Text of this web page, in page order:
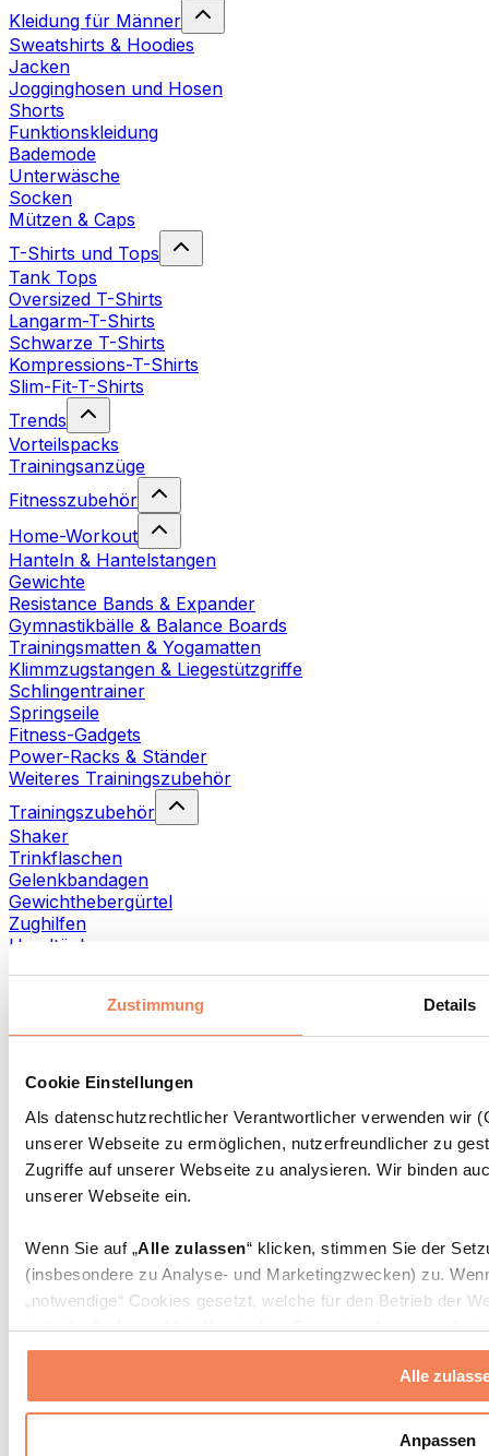
Zustimmung Details
Cookie Einstellungen
Als datenschutzrechtlicher Verantwortlicher verwenden wir
unserer Webseite zu ermöglichen, nutzerfreundlicher zu
Zugriffe auf unserer Webseite zu analysieren. Wir binden
unserer Webseite ein.
Wenn Sie auf „Alle zulassen“ klicken, stimmen Sie der
(insbesondere zu Analyse- und Marketingzwecken) zu.
„notwendige“ Cookies gesetzt, welche für den Betrieb der
individuelle Auswahl treffen, indem Sie unter „Anpassen“
erlauben“ klicken.
Weitere Informationen über die Verarbeitung Ihrer Daten
Datenschutzerklärung
Alle
Anpassen
Kleidung für Männer
Sweatshirts & Hoodies
Jacken
Jogginghosen und Hosen
Shorts
Funktionskleidung
Bademode
Unterwäsche
Socken
Mützen & Caps
T-Shirts und Tops
Tank Tops
Oversized T-Shirts
Langarm-T-Shirts
Schwarze T-Shirts
Kompressions-T-Shirts
Slim-Fit-T-Shirts
Trends
Vorteilspacks
Trainingsanzüge
Fitnesszubehör
Home-Workout
Hanteln & Hantelstangen
Gewichte
Resistance Bands & Expander
Gymnastikbälle & Balance Boards
Trainingsmatten & Yogamatten
Klimmzugstangen & Liegestützgriffe
Schlingentrainer
Springseile
Fitness-Gadgets
Power-Racks & Ständer
Weiteres Trainingszubehör
Trainingszubehör
Shaker
Trinkflaschen
Gelenkbandagen
Gewichthebergürtel
Zughilfen
Handtücher
Faszien- und Massagerollen
Weitere Rehabilitationshilfen
Taschen & Rucksäcke
Essenstaschen und Meal-Prep-Zubehör
Sporttaschen
Zubehör nach Aktivität
Laufen
Kampfsport
Yoga & Pilates
Wandern